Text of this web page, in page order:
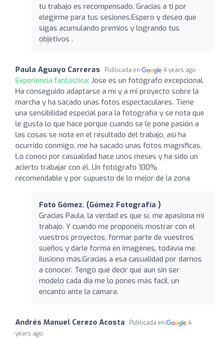
tu trabajo es recompensado. Gracias a ti por
elegirme para tus sesiones.Espero y deseo que
sigas acumulando premios y logrando tus
objetivos .
Paula Aguayo Carreras Publicada en 4 years ago
Experiencia fantástica: Jose es un fotógrafo excepcional.
Ha conseguido adaptarse a mí y a mi proyecto sobre la
marcha y ha sacado unas fotos espectaculares. Tiene
una sensibilidad especial para la fotografía y se nota que
le gusta lo que hace porque cuando se le pone pasión a
las cosas se nota en el resultado del trabajo, así ha
ocurrido conmigo, me ha sacado unas fotos magníficas.
Lo conocí por casualidad hace unos meses y ha sido un
acierto trabajar con él. Un fotógrafo 100%
recomendable y por supuesto de lo mejor de la zona
Foto Gómez. (Gómez Fotografía )
Gracias Paula, la verdad es que sí, me apasiona mi
trabajo. Y cuando me proponéis mostrar con el
vuestros proyectos, formar parte de vuestros
sueños y darle forma en imagenes, todavía me
ilusiono más.Gracias a esa casualidad por darnos
a conocer. Tengo que decir que aun sin ser
modelo cada dia me lo pones más facil, un
encanto ante la camara.
Andrés Manuel Cerezo Acosta Publicada en
4
years ago